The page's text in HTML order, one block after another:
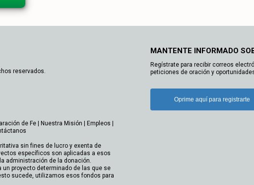
reservados.
de Fe | Nuestra Misión | Empleos |
sin fines de lucro y exenta de
específicos son aplicadas a esos
administración de la donación.
proyecto determinado de las que se
sucede, utilizamos esos fondos para
MANTENTE INFORMADO
Regístrate para recibir correos
peticiones de oración y
Oprime aquí para registrarte